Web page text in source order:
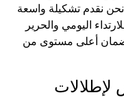
نحن نقدم تشكيلة واسعة
اليومي والحرير
أعلى مستوى من
لإطلالات